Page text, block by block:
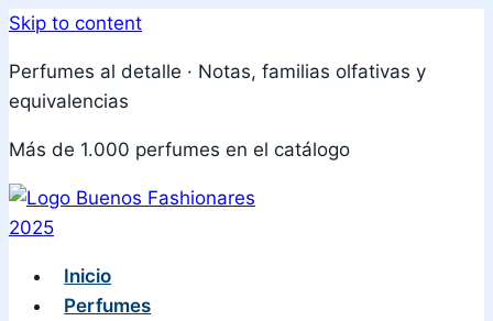
Skip to content
Perfumes al detalle · Notas, familias olfativas y
equivalencias
Más de 1.000 perfumes en el catálogo
Inicio
Perfumes